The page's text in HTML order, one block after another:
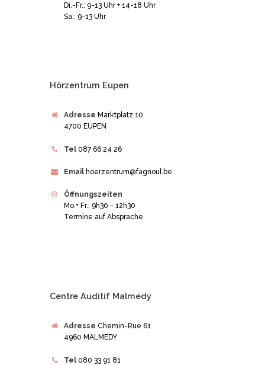
Di.-Fr.: 9-13 Uhr + 14-18 Uhr
Sa.: 9-13 Uhr
Hörzentrum Eupen
Adresse Marktplatz 10
4700 EUPEN
Tel 087 66 24 26
Email hoerzentrum@fagnoul.be
Öffnungszeiten
Mo.+ Fr.: 9h30 - 12h30
Termine auf Absprache
Centre Auditif Malmedy
Adresse Chemin-Rue 61
4960 MALMEDY
Tel 080 33 91 81